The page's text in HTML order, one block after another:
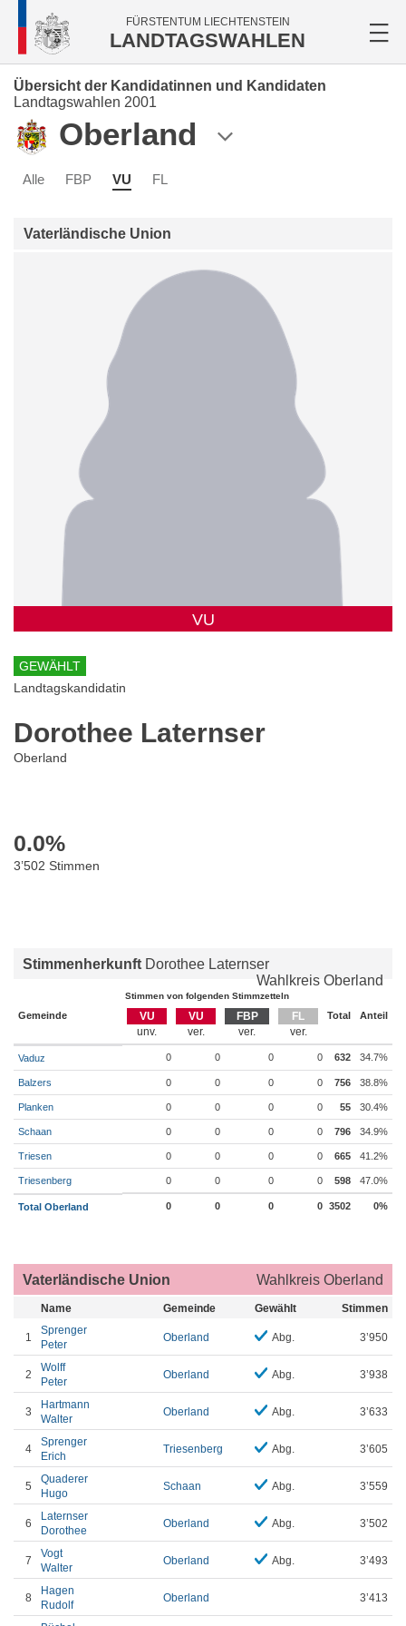
FÜRSTENTUM LIECHTENSTEIN
LANDTAGSWAHLEN
Übersicht der Kandidatinnen und Kandidaten
Landtagswahlen 2001
Oberland
Alle FBP VU FL
Vaterländische Union
VU
GEWÄHLT
Landtagskandidatin
Dorothee Laternser
Oberland
0.0%
3’502 Stimmen
Stimmenherkunft Dorothee Laternser
Wahlkreis Oberland
Stimmen von folgenden Stimmzetteln
Gemeinde VU VU FBP FL Total Anteil
Vaduz 0 0 0 0 632 34.7%
Balzers 0 0 0 0 756 38.8%
Planken 0 0 0 0 55 30.4%
Schaan 0 0 0 0 796 34.9%
Triesen 0 0 0 0 665 41.2%
Triesenberg 0 0 0 0 598 47.0%
Total Oberland 0 0 0 0 3502 0%
Vaterländische Union Wahlkreis Oberland
Name Gemeinde Gewählt Stimmen
1
Sprenger
Peter
Oberland Abg. 3’950
2
Wolff
Peter
Oberland Abg. 3’938
3
Hartmann
Walter
Oberland Abg. 3’633
4
Sprenger
Erich
Triesenberg Abg. 3’605
5
Quaderer
Hugo
Schaan Abg. 3’559
6
Laternser
Dorothee
Oberland Abg. 3’502
7
Vogt
Walter
Oberland Abg. 3’493
8
Hagen
Rudolf
Oberland 3’413